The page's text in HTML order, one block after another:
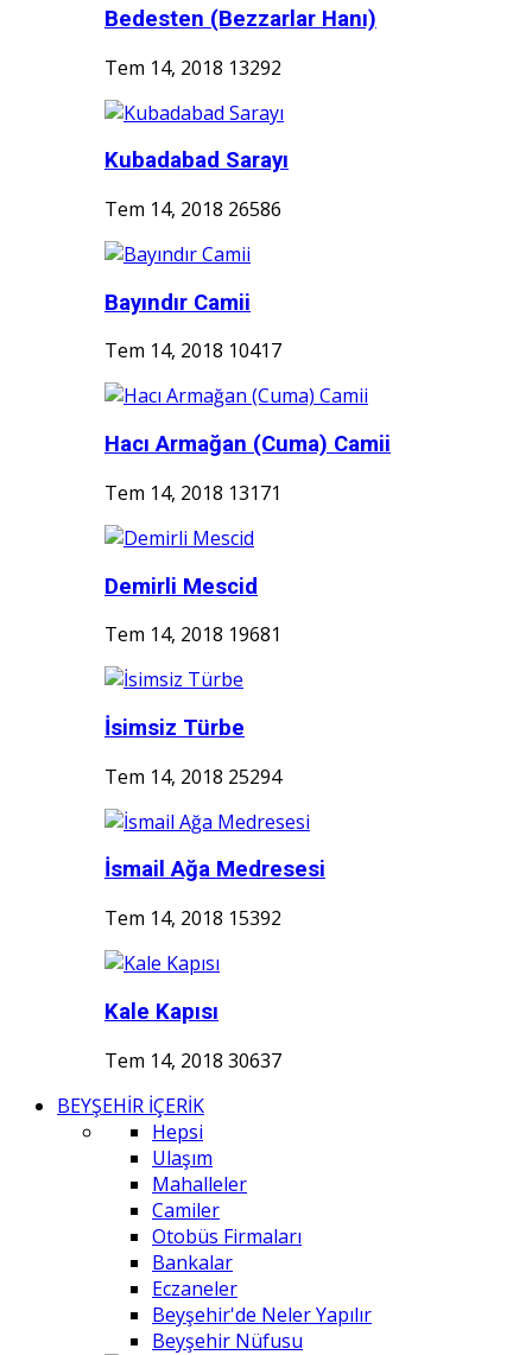
Bedesten (Bezzarlar Hanı)
Tem 14, 2018 13292
Kubadabad Sarayı
Tem 14, 2018 26586
Bayındır Camii
Tem 14, 2018 10417
Hacı Armağan (Cuma) Camii
Tem 14, 2018 13171
Demirli Mescid
Tem 14, 2018 19681
İsimsiz Türbe
Tem 14, 2018 25294
İsmail Ağa Medresesi
Tem 14, 2018 15392
Kale Kapısı
Tem 14, 2018 30637
BEYŞEHİR İÇERİK
Hepsi
Ulaşım
Mahalleler
Camiler
Otobüs Firmaları
Bankalar
Eczaneler
Beyşehir'de Neler Yapılır
Beyşehir Nüfusu